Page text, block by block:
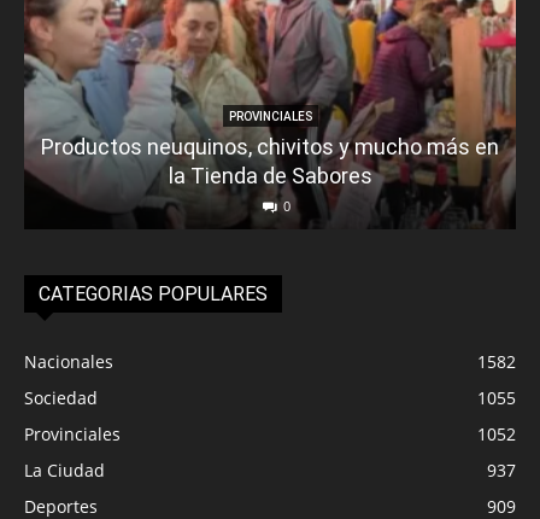
PROVINCIALES
Productos neuquinos, chivitos y mucho más en
la Tienda de Sabores
0
CATEGORIAS POPULARES
Nacionales
1582
Sociedad
1055
Provinciales
1052
La Ciudad
937
Deportes
909